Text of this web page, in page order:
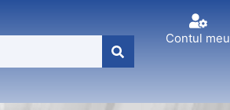
Contul meu